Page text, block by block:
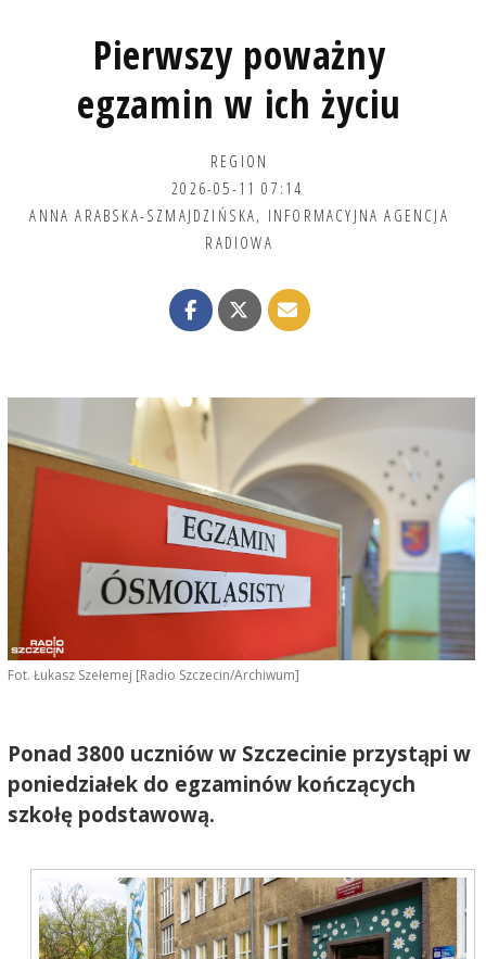
Pierwszy poważny
egzamin w ich życiu
REGION
2026-05-11 07:14
ANNA ARABSKA-SZMAJDZIŃSKA, INFORMACYJNA AGENCJA
RADIOWA
Fot. Łukasz Szełemej [Radio Szczecin/Archiwum]
Ponad 3800 uczniów w Szczecinie przystąpi w
poniedziałek do egzaminów kończących
szkołę podstawową.